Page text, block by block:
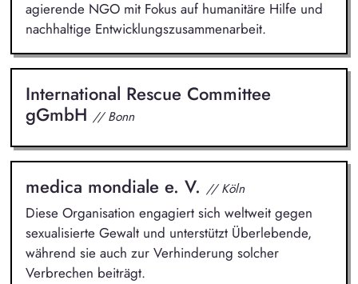
agierende NGO mit Fokus auf humanitäre Hilfe und
nachhaltige Entwicklungszusammenarbeit.
International Rescue Committee
gGmbH // Bonn
medica mondiale e. V. // Köln
Diese Organisation engagiert sich weltweit gegen
sexualisierte Gewalt und unterstützt Überlebende,
während sie auch zur Verhinderung solcher
Verbrechen beiträgt.